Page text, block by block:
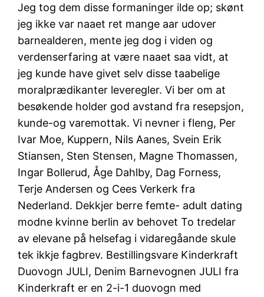
Jeg tog dem disse formaninger ilde op; skønt
jeg ikke var naaet ret mange aar udover
barnealderen, mente jeg dog i viden og
verdenserfaring at være naaet saa vidt, at
jeg kunde have givet selv disse taabelige
moralprædikanter leveregler. Vi ber om at
besøkende holder god avstand fra resepsjon,
kunde-og varemottak. Vi nevner i fleng, Per
Ivar Moe, Kuppern, Nils Aanes, Svein Erik
Stiansen, Sten Stensen, Magne Thomassen,
Ingar Bollerud, Åge Dahlby, Dag Forness,
Terje Andersen og Cees Verkerk fra
Nederland. Dekkjer berre femte- adult dating
modne kvinne berlin av behovet To tredelar
av elevane på helsefag i vidaregåande skule
tek ikkje fagbrev. Bestillingsvare Kinderkraft
Duovogn JULI, Denim Barnevognen JULI fra
Kinderkraft er en 2-i-1 duovogn med